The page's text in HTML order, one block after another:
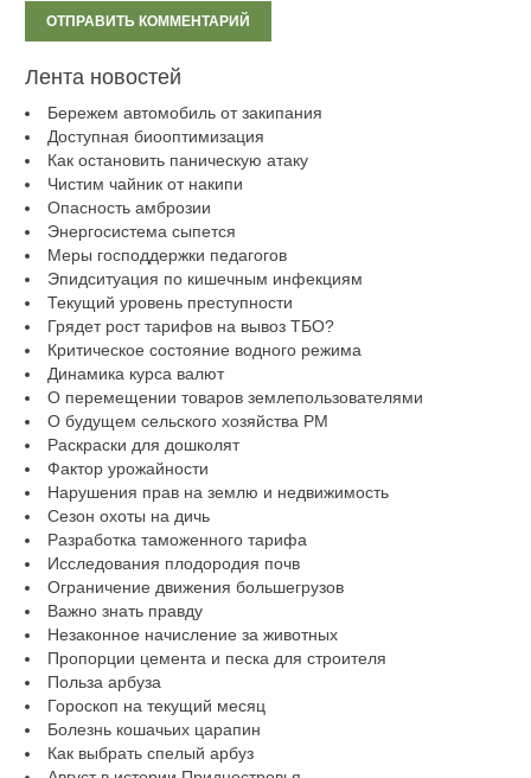
Лента новостей
Бережем автомобиль от закипания
Доступная биооптимизация
Как остановить паническую атаку
Чистим чайник от накипи
Опасность амброзии
Энергосистема сыпется
Меры господдержки педагогов
Эпидситуация по кишечным инфекциям
Текущий уровень преступности
Грядет рост тарифов на вывоз ТБО?
Критическое состояние водного режима
Динамика курса валют
О перемещении товаров землепользователями
О будущем сельского хозяйства РМ
Раскраски для дошколят
Фактор урожайности
Нарушения прав на землю и недвижимость
Сезон охоты на дичь
Разработка таможенного тарифа
Исследования плодородия почв
Ограничение движения большегрузов
Важно знать правду
Незаконное начисление за животных
Пропорции цемента и песка для строителя
Польза арбуза
Гороскоп на текущий месяц
Болезнь кошачьих царапин
Как выбрать спелый арбуз